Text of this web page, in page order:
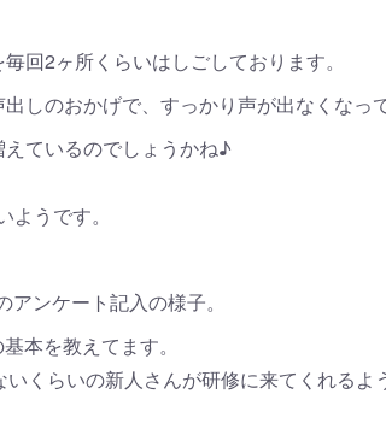
回2ヶ所くらいはしごしております。
しのおかげで、すっかり声が出なくな
ているのでしょうかね♪
うです。
ンケート記入の様子。
本を教えてます。
くらいの新人さんが研修に来てくれるよ